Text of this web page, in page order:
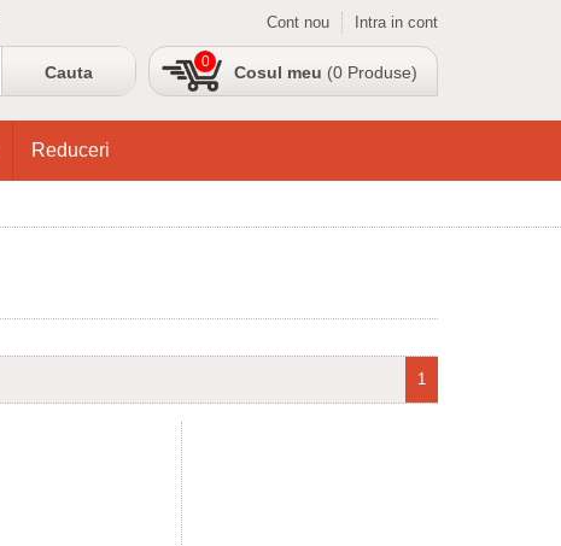
Cont nou Intra in cont
Cosul meu (0 Produse)
0
Reduceri
1